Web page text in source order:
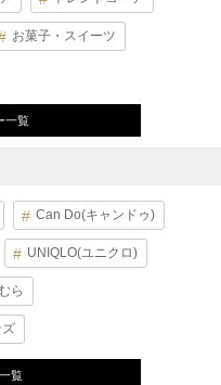
お菓子・スイーツ
一覧
Can Do(キャンドゥ)
UNIQLO(ユニクロ)
ら
ズ
覧